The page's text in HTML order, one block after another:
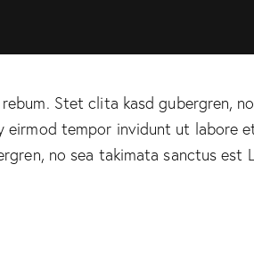
Stet clita kasd gubergren,
eirmod tempor invidunt ut
no sea takimata sanctus